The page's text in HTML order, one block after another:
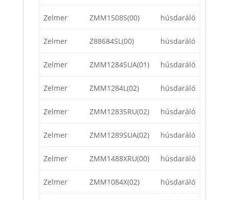
Zelmer ZMM1508S(00) húsdaráló
Zelmer Z88684SL(00) húsdaráló
Zelmer ZMM1284SUA(01) húsdaráló
Zelmer ZMM1284L(02) húsdaráló
Zelmer ZMM1283SRU(02) húsdaráló
Zelmer ZMM1289SUA(02) húsdaráló
Zelmer ZMM1488XRU(00) húsdaráló
Zelmer ZMM1084X(02) húsdaráló